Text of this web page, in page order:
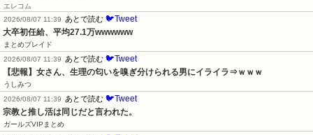
エレコム
2026/08/07 11:39
あとで読む 🐦Tweet
大卒初任給、平均27.1万wwwwww
まとめブレイド
2026/08/07 11:39
あとで読む 🐦Tweet
【悲報】女さん、生理の匂いを嗅ぎ分けられる男にイライラ⇒ｗｗｗ
うしみつ
2026/08/07 11:39
あとで読む 🐦Tweet
宗教と推し活は同じだと言われた。
ガールズVIPまとめ